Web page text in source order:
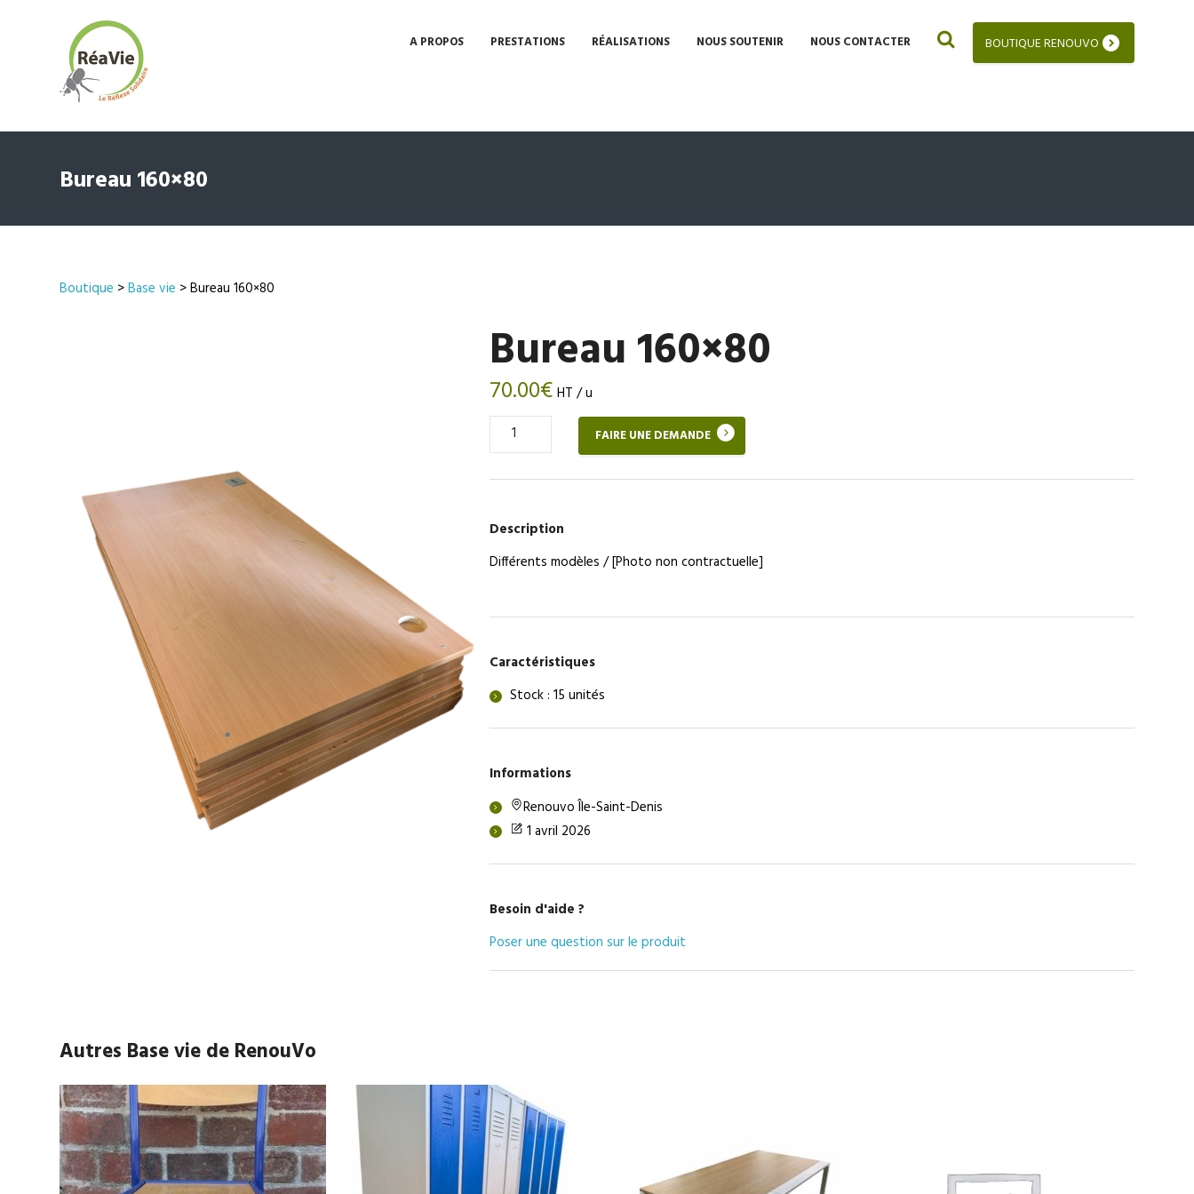
BOUTIQUE RENOUVO
A PROPOS PRESTATIONS RÉALISATIONS NOUS SOUTENIR NOUS CONTACTER
Bureau 160×80
Boutique >Base vie > Bureau 160×80
Bureau 160×80
70.00€ HT / u
Quantité
160×80
FAIRE UNE DEMANDE
Description
Différents modèles / [Photo non contractuelle]
Caractéristiques
Stock : 15 unités
Informations
Renouvo Île-Saint-Denis
1 avril 2026
Besoin d'aide ?
Poser une question sur le produit
Autres Base vie de RenouVo